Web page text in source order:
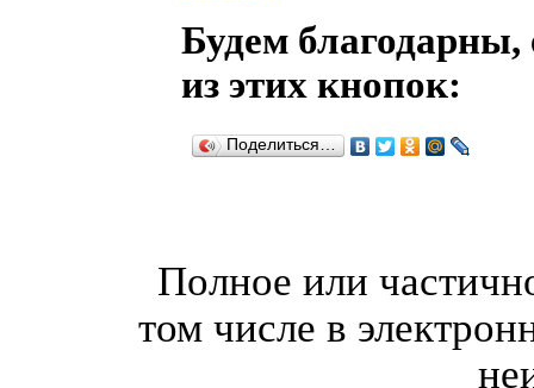
Будем благодарны,
из этих кнопок:
Поделиться…
Полное или
том числе в